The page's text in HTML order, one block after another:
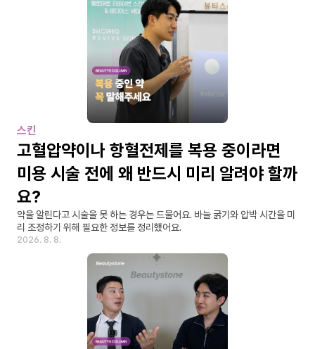
스킨
고혈압약이나 항혈전제를 복용 중이라면
미용 시술 전에 왜 반드시 미리 알려야 할까
요?
약을 알린다고 시술을 못 하는 경우는 드물어요. 바늘 굵기와 압박 시간을 미
리 조정하기 위해 필요한 정보를 정리했어요.
2026. 8. 8.